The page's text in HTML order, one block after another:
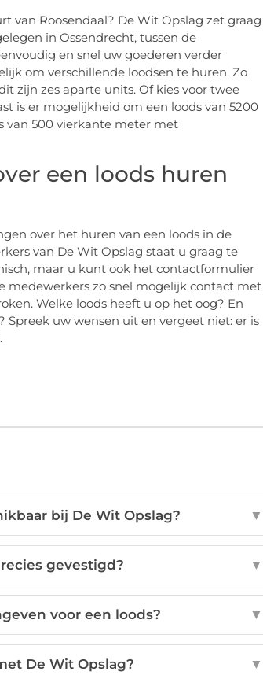
van Roosendaal? De Wit Opslag zet graag
in Ossendrecht, tussen de
en snel uw goederen verder
om verschillende loodsen te huren. Zo
zijn zes aparte units. Of kies voor twee
is er mogelijkheid om een loods van 5200
van 500 vierkante meter met
een loods huren
over het huren van een loods in de
van De Wit Opslag staat u graag te
maar u kunt ook het contactformulier
medewerkers zo snel mogelijk contact met
Welke loods heeft u op het oog? En
uw wensen uit en vergeet niet: er is
bij De Wit Opslag? ▼
gevestigd? ▼
voor een loods? ▼
De Wit Opslag? ▼